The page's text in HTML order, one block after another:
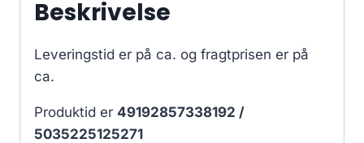
Beskrivelse
Leveringstid er på ca. og fragtprisen er på
ca.
Produktid er 49192857338192 /
5035225125271